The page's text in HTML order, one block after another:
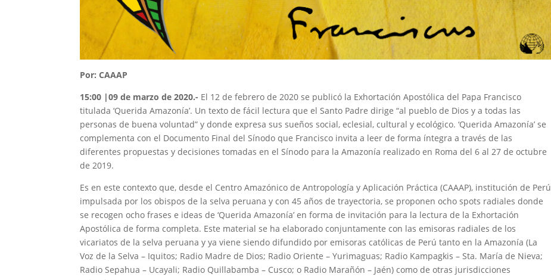
Por: CAAAP
15:00 |09 de marzo de 2020.- El 12 de febrero de 2020 se publicó la Exhortación Apostólica del Papa Francisco
titulada ‘Querida Amazonía’. Un texto de fácil lectura que el Santo Padre dirige “al pueblo de Dios y a todas las
personas de buena voluntad” y donde expresa sus sueños social, eclesial, cultural y ecológico. ‘Querida Amazonía’ se
complementa con el Documento Final del Sínodo que Francisco invita a leer de forma íntegra a través de las
diferentes propuestas y decisiones tomadas en el Sínodo para la Amazonía realizado en Roma del 6 al 27 de octubre
de 2019.
Es en este contexto que, desde el Centro Amazónico de Antropología y Aplicación Práctica (CAAAP), institución de Perú
impulsada por los obispos de la selva peruana y con 45 años de trayectoria, se proponen ocho spots radiales donde
se recogen ocho frases e ideas de ‘Querida Amazonía’ en forma de invitación para la lectura de la Exhortación
Apostólica de forma completa. Este material se ha elaborado conjuntamente con las emisoras radiales de los
vicariatos de la selva peruana y ya viene siendo difundido por emisoras católicas de Perú tanto en la Amazonía (La
Voz de la Selva – Iquitos; Radio Madre de Dios; Radio Oriente – Yurimaguas; Radio Kampagkis – Sta. María de Nieva;
Radio Sepahua – Ucayali; Radio Quillabamba – Cusco; o Radio Marañón – Jaén) como de otras jurisdicciones